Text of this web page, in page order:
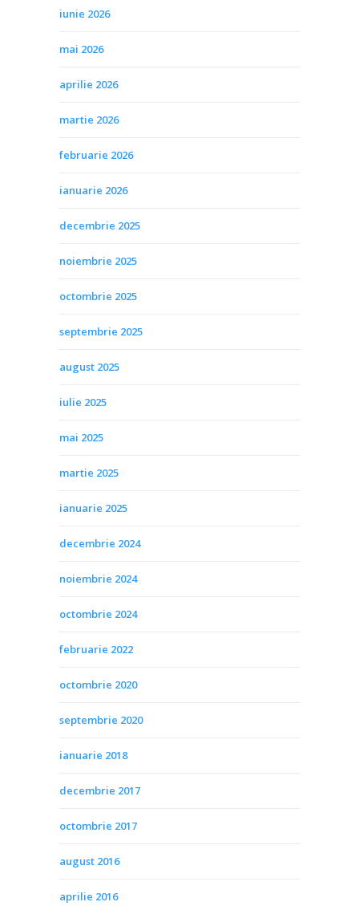
iunie 2026
mai 2026
aprilie 2026
martie 2026
februarie 2026
ianuarie 2026
decembrie 2025
noiembrie 2025
octombrie 2025
septembrie 2025
august 2025
iulie 2025
mai 2025
martie 2025
ianuarie 2025
decembrie 2024
noiembrie 2024
octombrie 2024
februarie 2022
octombrie 2020
septembrie 2020
ianuarie 2018
decembrie 2017
octombrie 2017
august 2016
aprilie 2016